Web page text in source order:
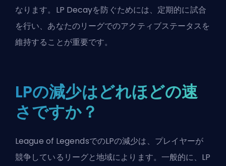
なります。LP Decayを防ぐためには、定期的に試合
を行い、あなたのリーグでのアクティブステータスを
維持することが重要です。
LPの減少はどれほどの速
さですか？
League of LegendsでのLPの減少は、プレイヤーが
競争しているリーグと地域によります。一般的に、LP